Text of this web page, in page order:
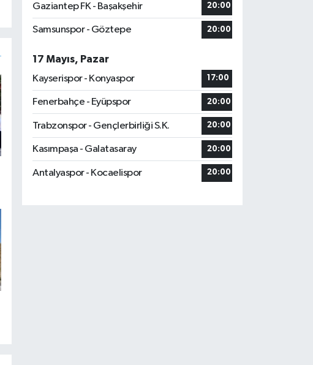
Gaziantep FK - Başakşehir 20:00
Samsunspor - Göztepe 20:00
17 Mayıs, Pazar
Kayserispor - Konyaspor
17:00
Fenerbahçe - Eyüpspor 20:00
Trabzonspor - Gençlerbirliği S.K. 20:00
Kasımpaşa - Galatasaray 20:00
Antalyaspor - Kocaelispor 20:00